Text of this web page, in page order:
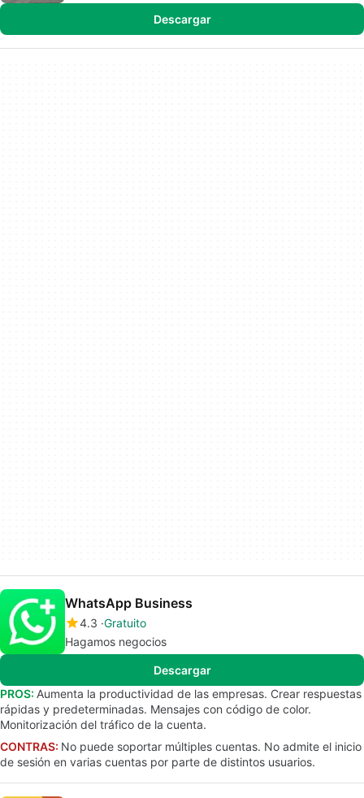
Descargar
WhatsApp Business
4.3 Gratuito
Hagamos negocios
Descargar
PROS: Aumenta la productividad de las empresas. Crear respuestas
rápidas y predeterminadas. Mensajes con código de color.
Monitorización del tráfico de la cuenta.
CONTRAS: No puede soportar múltiples cuentas. No admite el inicio
de sesión en varias cuentas por parte de distintos usuarios.